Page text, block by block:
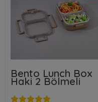
Bento Lunch Box
Haki 2 Bölmeli